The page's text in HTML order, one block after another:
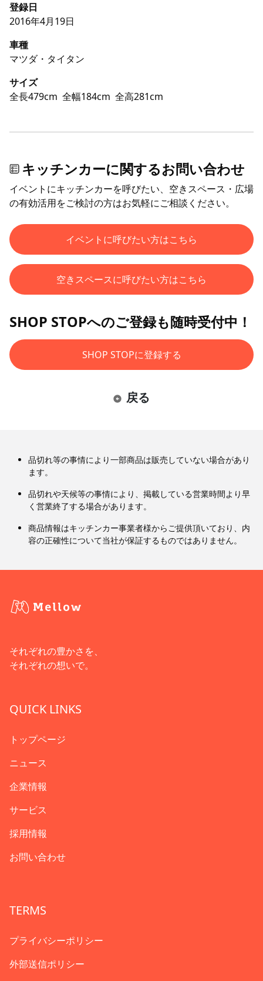
登録日
2016年4月19日
車種
マツダ・タイタン
サイズ
全長479cm 全幅184cm 全高281cm
キッチンカーに関するお問い合わせ
イベントにキッチンカーを呼びたい、空きスペース・広場
の有効活用をご検討の方はお気軽にご相談ください。
イベントに呼びたい方はこちら
空きスペースに呼びたい方はこちら
SHOP STOPへのご登録も随時受付中！
SHOP STOPに登録する
戻る
品切れ等の事情により一部商品は販売していない場合があり
ます。
品切れや天候等の事情により、掲載している営業時間より早
く営業終了する場合があります。
商品情報はキッチンカー事業者様からご提供頂いており、内
容の正確性について当社が保証するものではありません。
それぞれの豊かさを、
それぞれの想いで。
QUICK LINKS
トップページ
ニュース
企業情報
サービス
採用情報
お問い合わせ
TERMS
プライバシーポリシー
外部送信ポリシー